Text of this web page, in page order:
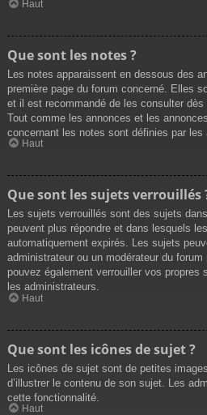
Haut
Que sont les notes ?
Les notes apparaissent en dessous des
première page du forum concerné. Elles
et il est recommandé de les consulter
Tout comme les annonces et les
concernant les notes sont définies par les
Haut
Que sont les sujets verrouillés
Les sujets verrouillés sont des sujets
peuvent plus répondre et dans lesquels
automatiquement expirés. Les sujets
administrateur ou un modérateur du
pouvez également verrouiller vos
les administrateurs.
Haut
Que sont les icônes de sujet ?
Les icônes de sujet sont de petites
d’illustrer le contenu de son sujet. Les
cette fonctionnalité.
Haut